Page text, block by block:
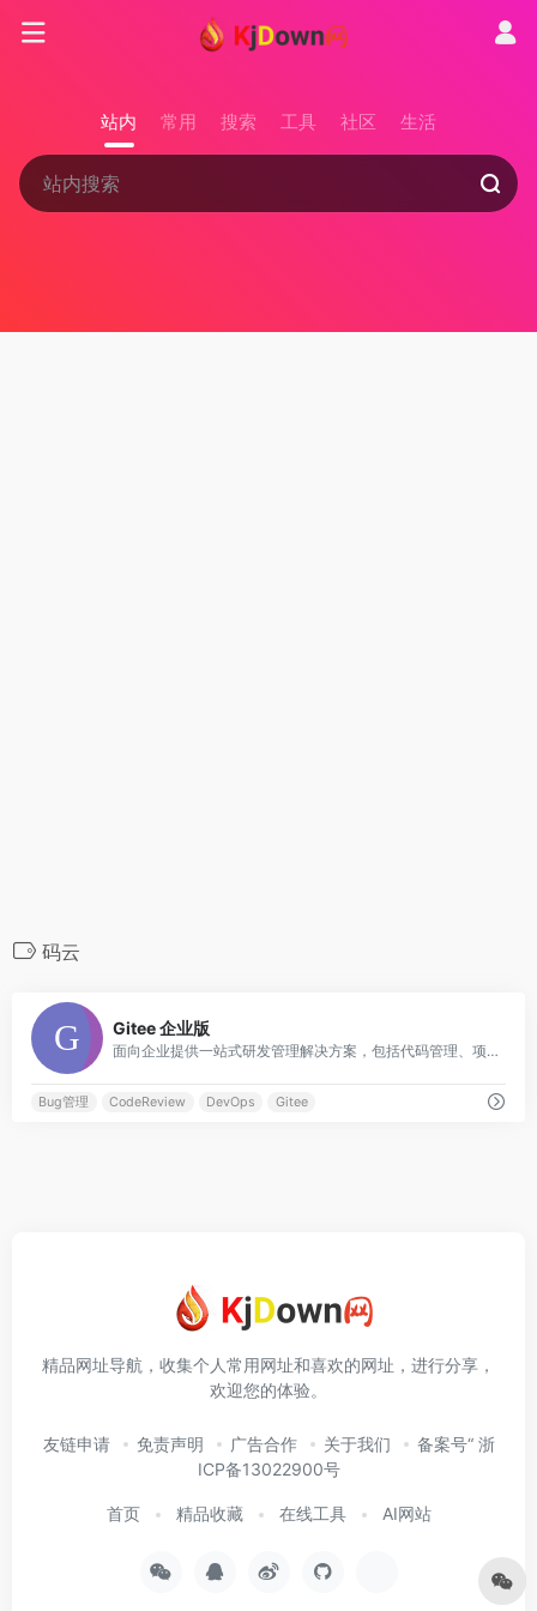
站内 常用 搜索 工具 社区 生活
码云
Gitee 企业版
面向企业提供一站式研发管理解决方案，包括代码管理、项目管理、文档协作、缺陷管理、持续集成等，帮助企业有序规划和管理研发过程，提升研发效率和质量。
Bug管理 CodeReview DevOps Gitee
精品网址导航，收集个人常用网址和喜欢的网址，进行分享，
欢迎您的体验。
友链申请 免责声明 广告合作 关于我们
备案号“ 浙
ICP备13022900号
首页 精品收藏 在线工具 AI网站